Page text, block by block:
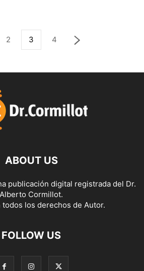
2 3 4
ABOUT US
publicación digital registrada del Dr.
Alberto Cormillot.
todos los derechos de Autor.
FOLLOW US